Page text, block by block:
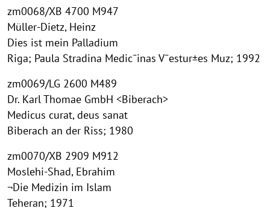
zm0068/XB 4700 M947
Müller-Dietz, Heinz
Dies ist mein Palladium
Riga; Paula Stradina Medic¯inas V¯estur±es Muz; 1992
zm0069/LG 2600 M489
Dr. Karl Thomae GmbH <Biberach>
Medicus curat, deus sanat
Biberach an der Riss; 1980
zm0070/XB 2909 M912
Moslehi-Shad, Ebrahim
¬Die Medizin im Islam
Teheran; 1971